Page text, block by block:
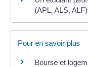
(APL, ALS,
Pour en savoir plus
Bourse et